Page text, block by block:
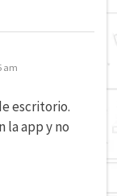
am
escritorio.
la app y no